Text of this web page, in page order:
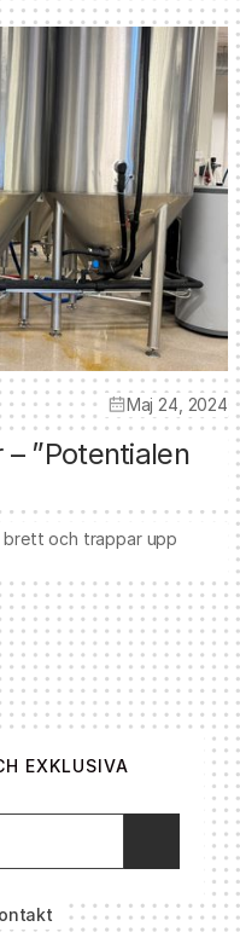
Maj 24, 2024
”Potentialen
brett och trappar upp
EXKLUSIVA